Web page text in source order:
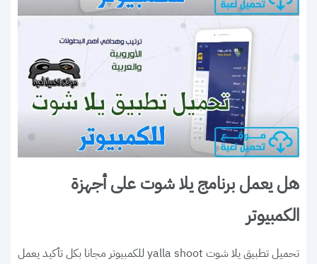
هل يعمل برنامج يلا شوت على أجهزة
الكمبيوتر
تحميل تطبيق يلا شوت yalla shoot للكمبيوتر مجانا بكل تأكيد يعمل